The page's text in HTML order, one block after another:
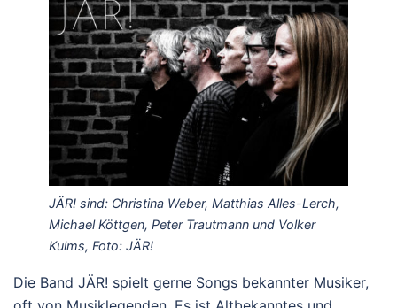
JÄR! sind: Christina Weber, Matthias Alles-Lerch,
Michael Köttgen, Peter Trautmann und Volker
Kulms, Foto: JÄR!
Die Band JÄR! spielt gerne Songs bekannter Musiker,